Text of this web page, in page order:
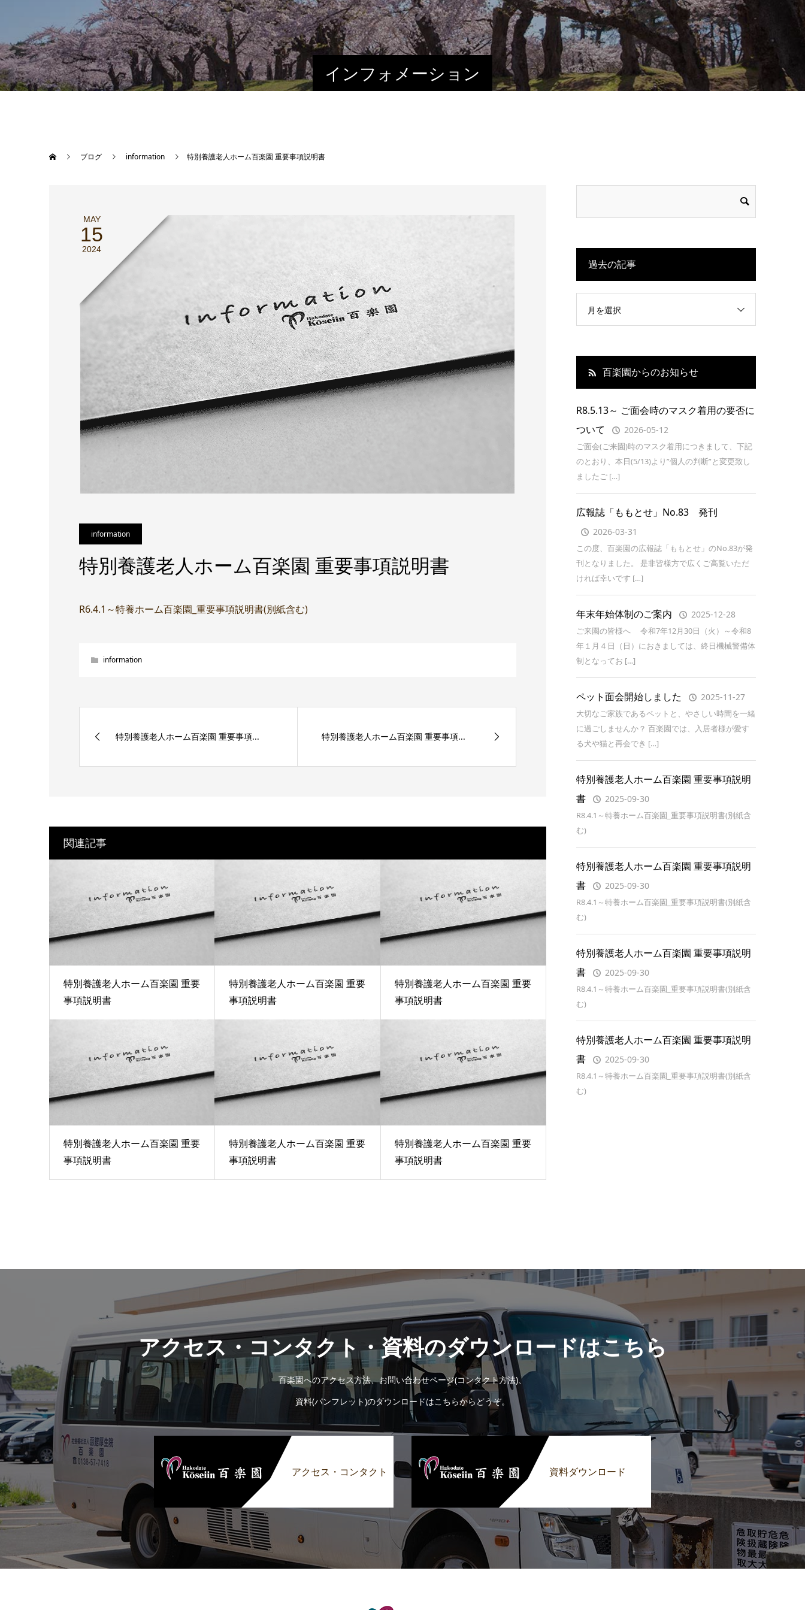
インフォメーション
ブログ information 特別養護老人ホーム百楽園 重要事項説明書
MAY
15
2024
information
特別養護老人ホーム百楽園 重要事項説明書
R6.4.1～特養ホーム百楽園_重要事項説明書(別紙含む)
information
特別養護老人ホーム百楽園 重要事項... 特別養護老人ホーム百楽園 重要事項...
関連記事
特別養護老人ホーム百楽園 重要
事項説明書
特別養護老人ホーム百楽園 重要
事項説明書
特別養護老人ホーム百楽園 重要
事項説明書
特別養護老人ホーム百楽園 重要
事項説明書
特別養護老人ホーム百楽園 重要
事項説明書
特別養護老人ホーム百楽園 重要
事項説明書
過去の記事
月を選択
百楽園からのお知らせ
R8.5.13～ ご面会時のマスク着用の要否に
ついて
2026-05-12
ご面会(ご来園)時のマスク着用につきまして、下記
のとおり、本日(5/13)より”個人の判断”と変更致し
ましたご […]
広報誌「ももとせ」No.83 発刊
2026-03-31
この度、百楽園の広報誌「ももとせ」のNo.83が発
刊となりました。 是非皆様方で広くご高覧いただ
ければ幸いです […]
年末年始体制のご案内 2025-12-28
ご来園の皆様へ 令和7年12月30日（火）～令和8
年１月４日（日）におきましては、終日機械警備体
制となってお […]
ペット面会開始しました 2025-11-27
大切なご家族であるペットと、やさしい時間を一緒
に過ごしませんか？ 百楽園では、入居者様が愛す
る犬や猫と再会でき […]
特別養護老人ホーム百楽園 重要事項説明
書
2025-09-30
R8.4.1～特養ホーム百楽園_重要事項説明書(別紙含
む)
特別養護老人ホーム百楽園 重要事項説明
書
2025-09-30
R8.4.1～特養ホーム百楽園_重要事項説明書(別紙含
む)
特別養護老人ホーム百楽園 重要事項説明
書
2025-09-30
R8.4.1～特養ホーム百楽園_重要事項説明書(別紙含
む)
特別養護老人ホーム百楽園 重要事項説明
書
2025-09-30
R8.4.1～特養ホーム百楽園_重要事項説明書(別紙含
む)
アクセス・コンタクト・資料のダウンロードはこちら
百楽園へのアクセス方法、お問い合わせページ(コンタクト方法)、
資料(パンフレット)のダウンロードはこちらからどうぞ。
アクセス・コンタクト 資料ダウンロード